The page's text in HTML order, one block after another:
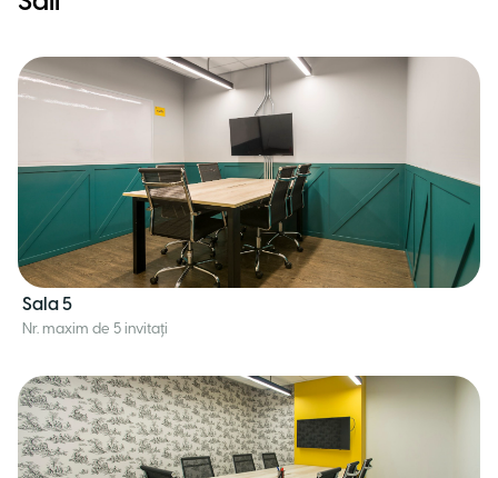
Sala 5
Nr. maxim de 5 invitați